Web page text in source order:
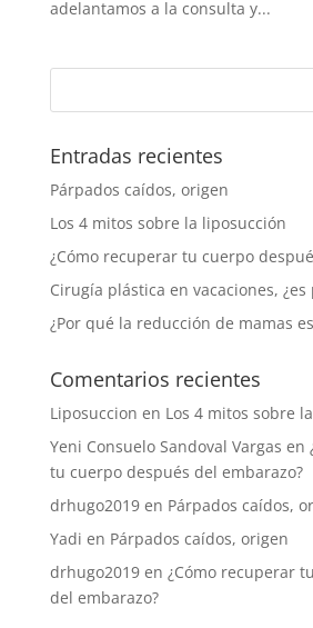
adelantamos a la consulta y...
Buscar:
Entradas recientes
Párpados caídos, origen
Los 4 mitos sobre la liposucción
¿Cómo recuperar tu cuerpo
Cirugía plástica en vacaciones, ¿es
¿Por qué la reducción de mamas
Comentarios recientes
Liposuccion en Los 4 mitos sobre
Yeni Consuelo Sandoval Vargas en
tu cuerpo después del embarazo?
drhugo2019en Párpados caídos,
Yadi en Párpados caídos, origen
drhugo2019en ¿Cómo recuperar
del embarazo?